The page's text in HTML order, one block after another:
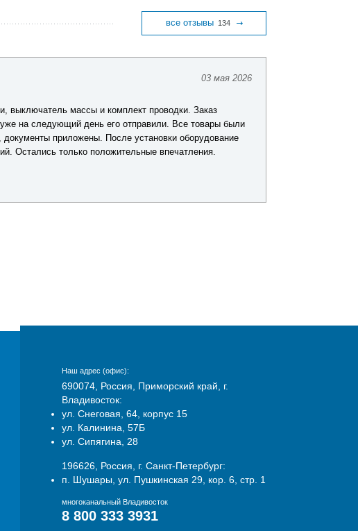
03 мая 2026
выключатель массы и комплект проводки. Заказ
на следующий день его отправили. Все товары были
документы приложены. После установки оборудование
Остались только положительные впечатления.
все отзывы 134
Наш адрес (офис):
690074, Россия, Приморский край, г.
Владивосток:
ул. Снеговая, 64, корпус 15
ул. Калинина, 57Б
ул. Сипягина, 28
196626, Россия, г. Санкт-Петербург:
п. Шушары, ул. Пушкинская 29, кор. 6, стр. 1
многоканальный Владивосток
8 800 333 3931